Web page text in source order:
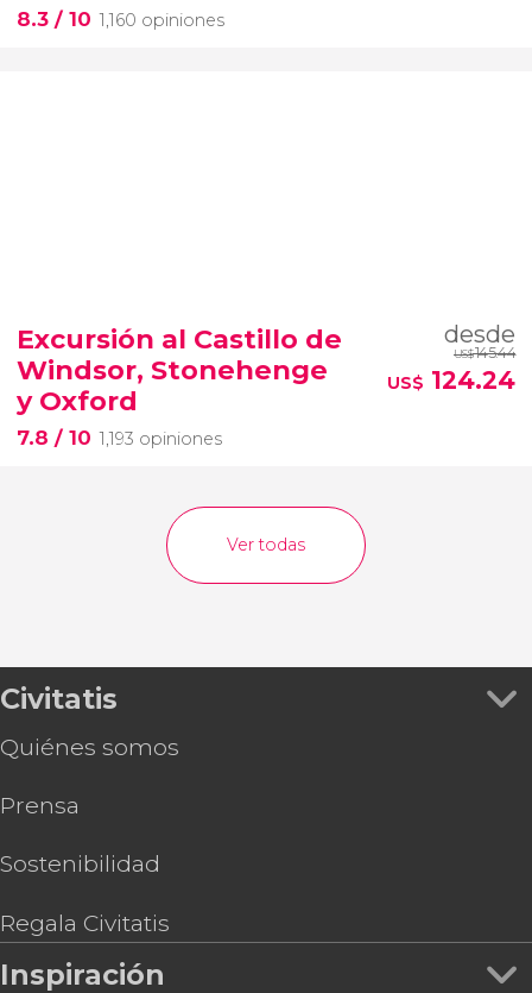
8.3 / 10 1,160 opiniones
Excursión al Castillo de
Windsor, Stonehenge
y Oxford
7.8 / 10 1,193 opiniones
desde
US$145.44
US$ 124.24
Ver todas
Civitatis
Quiénes somos
Prensa
Sostenibilidad
Regala Civitatis
Inspiración